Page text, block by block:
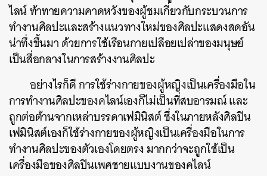
ไลน์ ท้าทายความคาดหวังของผู้ชมเกี่ยวกับกระบวนการ
ทำงานศิลปะและสร้างแนวทางใหม่ของศิลปะแสดงสดอัน
น่าทึ่งขึ้นมา ด้วยการใช้เรือนกายเปลือยเปล่าของมนุษย์
เป็นสื่อกลางในการสร้างงานศิลปะ
อย่างไรก็ดี การใช้ร่างกายของผู้หญิงเป็นเครื่องมือใน
การทำงานศิลปะของคไลน์เองก็ไม่เป็นที่สบอารมณ์ และ
ถูกต่อต้านจากเหล่าบรรดาเฟมินิสต์ ซึ่งในภายหลังศิลปิน
เฟมินิสต์เองก็ใช้ร่างกายของผู้หญิงเป็นเครื่องมือในการ
ทำงานศิลปะของตัวเองโดยตรง มากกว่าจะถูกใช้เป็น
เครื่องมือของศิลปินเพศชายแบบงานของคไลน์